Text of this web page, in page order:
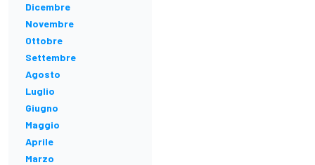
Dicembre
Novembre
Ottobre
Settembre
Agosto
Luglio
Giugno
Maggio
Aprile
Marzo